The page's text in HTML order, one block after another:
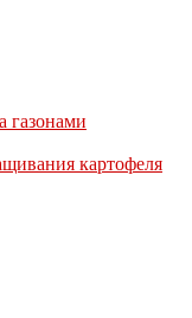
газонами
картофеля